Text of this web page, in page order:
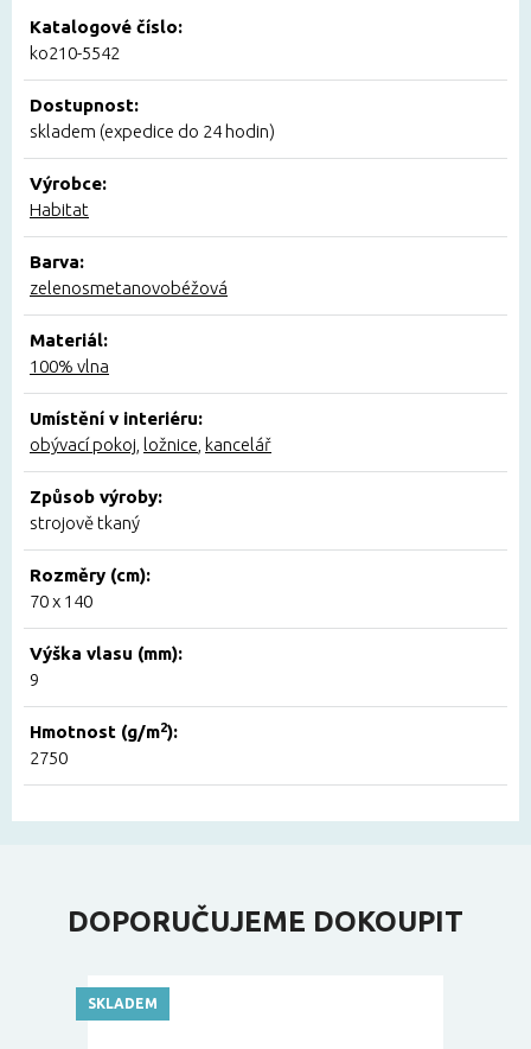
Katalogové číslo:
ko210-5542
Dostupnost:
skladem (expedice do 24 hodin)
Výrobce:
Habitat
Barva:
zelenosmetanovobéžová
Materiál:
100% vlna
Umístění v interiéru:
obývací pokoj ložnice kancelář
Způsob výroby:
strojově tkaný
Rozměry (cm):
70 x 140
Výška vlasu (mm):
9
Hmotnost (g/m2):
2750
DOPORUČUJEME DOKOUPIT
SKLADEM